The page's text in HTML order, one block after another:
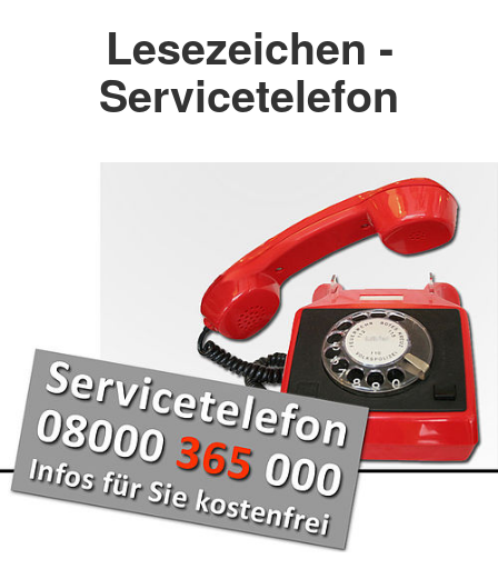
Lesezeichen -
Servicetelefon